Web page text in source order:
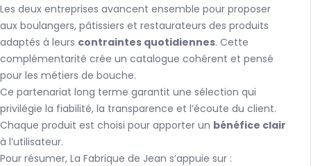
Les deux entreprises avancent ensemble pour proposer
aux boulangers, pâtissiers et restaurateurs des produits
adaptés à leurs contraintes quotidiennes. Cette
complémentarité crée un catalogue cohérent et pensé
pour les métiers de bouche.
Ce partenariat long terme garantit une sélection qui
privilégie la fiabilité, la transparence et l’écoute du client.
Chaque produit est choisi pour apporter un bénéfice clair
à l’utilisateur.
Pour résumer, La Fabrique de Jean s’appuie sur :